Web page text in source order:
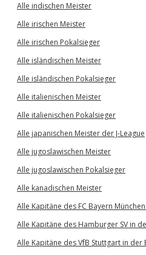
Alle indischen Meister
Alle irischen Meister
Alle irischen Pokalsieger
Alle isländischen Meister
Alle isländischen Pokalsieger
Alle italienischen Meister
Alle italienischen Pokalsieger
Alle japanischen Meister der J-League
Alle jugoslawischen Meister
Alle jugoslawischen Pokalsieger
Alle kanadischen Meister
Alle Kapitäne des FC Bayern
Alle Kapitäne des Hamburger SV in
Alle Kapitäne des VfB Stuttgart in der